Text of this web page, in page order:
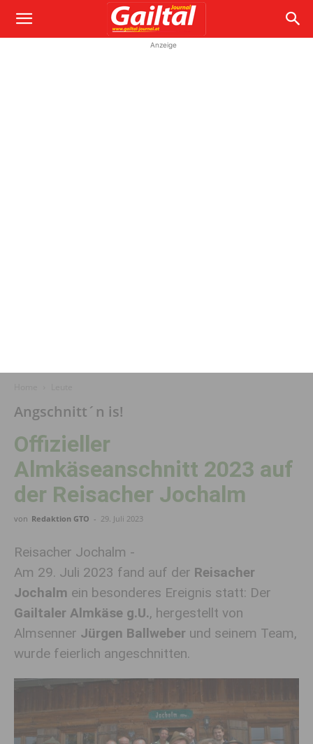
Anzeige
Angschnitt´n is!
Offizieller
Almkäseanschnitt 2023 auf
der Reisacher Jochalm
von Redaktion GTO - 29. Juli 2023
Reisacher Jochalm -
Am 29. Juli 2023 fand auf der Reisacher
Jochalm ein besonderes Ereignis statt: Der
Gailtaler Almkäse g.U., hergestellt von
Almsenner Jürgen Ballweber und seinem Team,
wurde feierlich angeschnitten.